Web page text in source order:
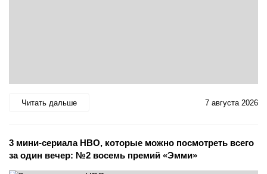
Читать дальше 7 августа 2026
3 мини-сериала HBO, которые можно посмотреть всего
за один вечер: №2 восемь премий «Эмми»